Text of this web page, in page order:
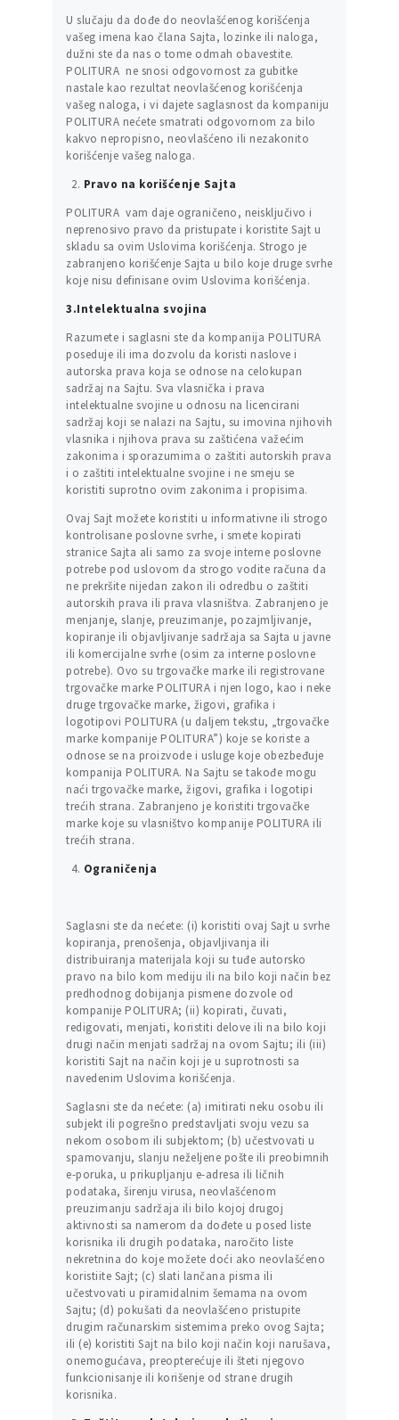
U slučaju da dođe do neovlašćenog korišćenja
vašeg imena kao člana Sajta, lozinke ili naloga,
dužni ste da nas o tome odmah obavestite.
POLITURA ne snosi odgovornost za gubitke
nastale kao rezultat neovlašćenog korišćenja
vašeg naloga, i vi dajete saglasnost da kompaniju
POLITURA nećete smatrati odgovornom za bilo
kakvo nepropisno, neovlašćeno ili nezakonito
korišćenje vašeg naloga.
Pravo na korišćenje Sajta
POLITURA vam daje ograničeno, neisključivo i
neprenosivo pravo da pristupate i koristite Sajt u
skladu sa ovim Uslovima korišćenja. Strogo je
zabranjeno korišćenje Sajta u bilo koje druge svrhe
koje nisu definisane ovim Uslovima korišćenja.
3.Intelektualna svojina
Razumete i saglasni ste da kompanija POLITURA
poseduje ili ima dozvolu da koristi naslove i
autorska prava koja se odnose na celokupan
sadržaj na Sajtu. Sva vlasnička i prava
intelektualne svojine u odnosu na licencirani
sadržaj koji se nalazi na Sajtu, su imovina njihovih
vlasnika i njihova prava su zaštićena važećim
zakonima i sporazumima o zaštiti autorskih prava
i o zaštiti intelektualne svojine i ne smeju se
koristiti suprotno ovim zakonima i propisima.
Ovaj Sajt možete koristiti u informativne ili strogo
kontrolisane poslovne svrhe, i smete kopirati
stranice Sajta ali samo za svoje interne poslovne
potrebe pod uslovom da strogo vodite računa da
ne prekršite nijedan zakon ili odredbu o zaštiti
autorskih prava ili prava vlasništva. Zabranjeno je
menjanje, slanje, preuzimanje, pozajmljivanje,
kopiranje ili objavljivanje sadržaja sa Sajta u javne
ili komercijalne svrhe (osim za interne poslovne
potrebe). Ovo su trgovačke marke ili registrovane
trgovačke marke POLITURA i njen logo, kao i neke
druge trgovačke marke, žigovi, grafika i
logotipovi POLITURA (u daljem tekstu, „trgovačke
marke kompanije POLITURA”) koje se koriste a
odnose se na proizvode i usluge koje obezbeđuje
kompanija POLITURA. Na Sajtu se takođe mogu
naći trgovačke marke, žigovi, grafika i logotipi
trećih strana. Zabranjeno je koristiti trgovačke
marke koje su vlasništvo kompanije POLITURA ili
trećih strana.
Ograničenja
Saglasni ste da nećete: (i) koristiti ovaj Sajt u svrhe
kopiranja, prenošenja, objavljivanja ili
distribuiranja materijala koji su tuđe autorsko
pravo na bilo kom mediju ili na bilo koji način bez
predhodnog dobijanja pismene dozvole od
kompanije POLITURA; (ii) kopirati, čuvati,
redigovati, menjati, koristiti delove ili na bilo koji
drugi način menjati sadržaj na ovom Sajtu; ili (iii)
koristiti Sajt na način koji je u suprotnosti sa
navedenim Uslovima korišćenja.
Saglasni ste da nećete: (a) imitirati neku osobu ili
subjekt ili pogrešno predstavljati svoju vezu sa
nekom osobom ili subjektom; (b) učestvovati u
spamovanju, slanju neželjene pošte ili preobimnih
e-poruka, u prikupljanju e-adresa ili ličnih
podataka, širenju virusa, neovlašćenom
preuzimanju sadržaja ili bilo kojoj drugoj
aktivnosti sa namerom da dođete u posed liste
korisnika ili drugih podataka, naročito liste
nekretnina do koje možete doći ako neovlašćeno
koristiite Sajt; (c) slati lančana pisma ili
učestvovati u piramidalnim šemama na ovom
Sajtu; (d) pokušati da neovlašćeno pristupite
drugim računarskim sistemima preko ovog Sajta;
ili (e) koristiti Sajt na bilo koji način koji narušava,
onemogućava, preopterećuje ili šteti njegovo
funkcionisanje ili korišenje od strane drugih
korisnika.